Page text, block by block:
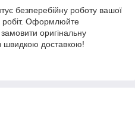
безперебійну роботу вашої
робіт. Оформлюйте
оригінальну
швидкою доставкою!